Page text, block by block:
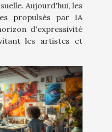
Aujourd'hui, les
propulsés par IA
d'expressivité
les artistes et